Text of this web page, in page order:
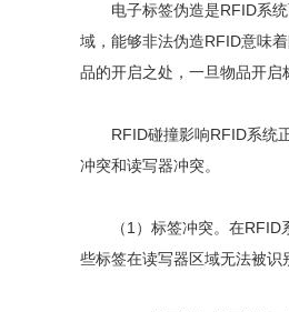
电子标签伪造是RFID系统
域，能够非法伪造RFID意味
品的开启之处，一旦物品开
RFID碰撞影响RFID系统正
冲突和读写器冲突。
（1）标签冲突。在RFID系
些标签在读写器区域无法被识